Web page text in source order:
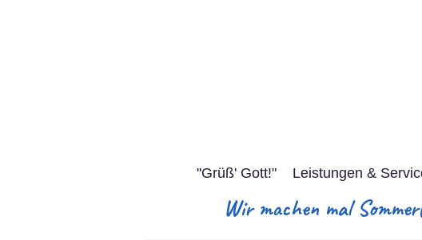
"Grüß' Gott!" Leistungen &
Wir machen mal